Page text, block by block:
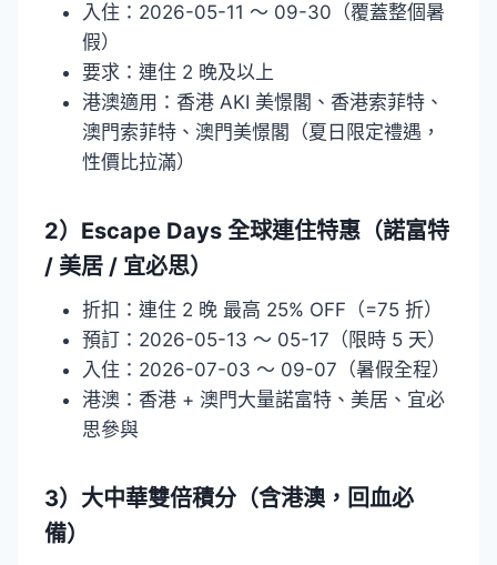
入住：2026-05-11 ～ 09-30（覆蓋整個暑
假）
要求：連住 2 晚及以上
港澳適用：香港 AKI 美憬閣、香港索菲特、
澳門索菲特、澳門美憬閣（夏日限定禮遇，
性價比拉滿）
2）Escape Days 全球連住特惠（諾富特
/ 美居 / 宜必思）
折扣：連住 2 晚 最高 25% OFF（=75 折）
預訂：2026-05-13 ～ 05-17（限時 5 天）
入住：2026-07-03 ～ 09-07（暑假全程）
港澳：香港 + 澳門大量諾富特、美居、宜必
思參與
3）大中華雙倍積分（含港澳，回血必
備）